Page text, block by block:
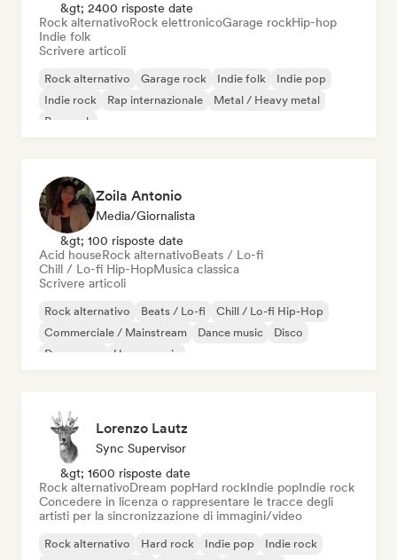
&gt; 2400 risposte date
Rock alternativoRock elettronicoGarage rockHip-hop
Indie folk
Scrivere articoli
Rock alternativo Garage rock Indie folk
Indie pop
Indie rock
Rap internazionale
Metal / Heavy metal
Pop rock
Zoila Antonio
Media/Giornalista
&gt; 100 risposte date
Acid houseRock alternativoBeats / Lo-fi
Chill / Lo-fi Hip-HopMusica classica
Scrivere articoli
Rock alternativo Beats / Lo-fi
Chill / Lo-fi Hip-Hop
Commerciale / Mainstream
Dance music
Disco
Dream pop
House music
Lorenzo Lautz
Sync Supervisor
&gt; 1600 risposte date
Rock alternativoDream popHard rockIndie popIndie rock
Concedere in licenza o rappresentare le tracce degli
artisti per la sincronizzazione di immagini/video
Rock alternativo Hard rock Indie pop
Indie rock